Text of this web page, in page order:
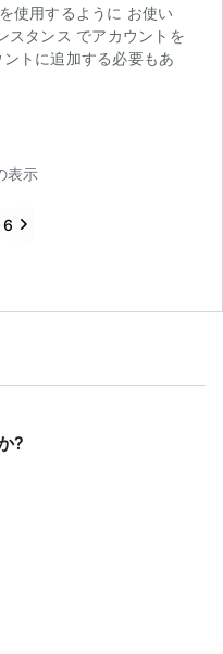
使用するように お使い
タンス でアカウントを
トに追加する必要もあ
表示
6 Next
?